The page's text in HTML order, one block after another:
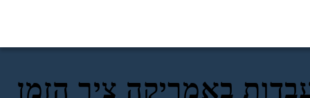
באמריקה ציר הזמן